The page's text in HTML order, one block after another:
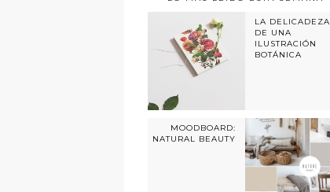
LA DELICADEZA
DE UNA
ILUSTRACIÓN
BOTÁNICA
MOODBOARD:
NATURAL BEAUTY